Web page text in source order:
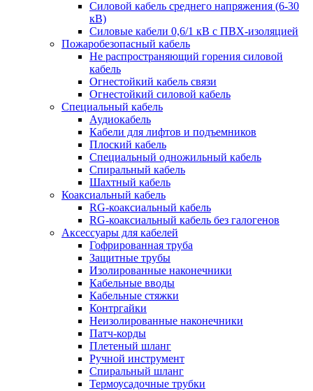
Силовой кабель среднего напряжения (6-30
кВ)
Силовые кабели 0,6/1 кВ с ПВХ-изоляцией
Пожаробезопасный кабель
Не распространяющий горения силовой
кабель
Огнестойкий кабель связи
Огнестойкий силовой кабель
Специальный кабель
Аудиокабель
Кабели для лифтов и подъемников
Плоский кабель
Специальный одножильный кабель
Спиральный кабель
Шахтный кабель
Коаксиальный кабель
RG-коаксиальный кабель
RG-коаксиальный кабель без галогенов
Аксессуары для кабелей
Гофрированная труба
Защитные трубы
Изолированные наконечники
Кабельные вводы
Кабельные стяжки
Контргайки
Неизолированные наконечники
Патч-корды
Плетеный шланг
Ручной инструмент
Спиральный шланг
Термоусадочные трубки